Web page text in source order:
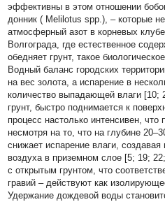
эффективны в этом отношении
донник ( Melilotus spp.), – которые
атмосферный азот в корневых
Волгограда, где естественное
обедняет грунт, такое
Водный баланс городских
на вес золота, а испарение в
количество выпадающей влаги [10;
грунт, быстро поднимается к
процесс настолько интенсивен,
несмотря на то, что на глубине
снижает испарение влаги,
воздуха в приземном слое [5; 19;
с открытым грунтом, что
гравий – действуют как
Удержание дождевой воды